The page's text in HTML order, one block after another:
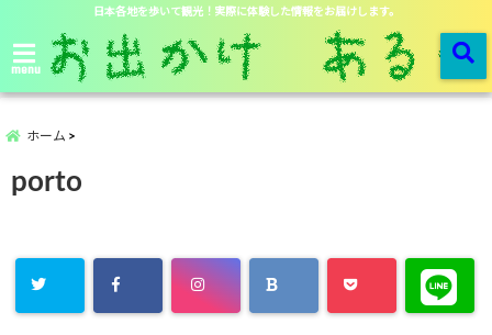
日本各地を歩いて観光！実際に体験した情報をお届けします。
menu
ホーム
porto